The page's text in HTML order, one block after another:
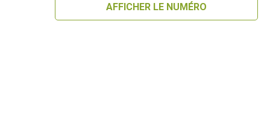
AFFICHER LE NUMÉRO